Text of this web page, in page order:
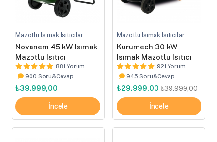
Mazotlu Isımak Isıtıcılar
Novanem 45 kW Isımak
Mazotlu Isıtıcı
881 Yorum
900 Soru&Cevap
₺39.999,00
İncele
Mazotlu Isımak Isıtıcılar
Kurumech 30 kW
Isımak Mazotlu Isıtıcı
921 Yorum
945 Soru&Cevap
₺29.999,00 ₺39.999,00
İncele